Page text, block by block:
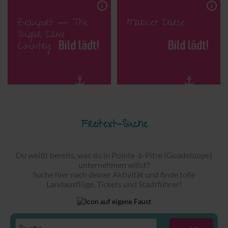
info_outline
Beauport -- The
Sugar Cane
Country
info_outline
Market Darse
Freitext-Suche
Du weißt bereits, was du in Pointe-à-Pitre (Guadeloupe)
unternehmen willst?
Suche hier nach deiner Aktivität und finde tolle
Landausflüge, Tickets und Stadtführer!